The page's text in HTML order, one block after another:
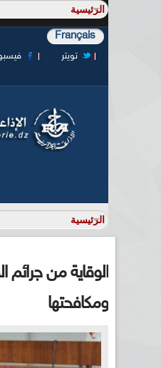
Français
تويتر
الوقاية من جرائم
ومكافحتها